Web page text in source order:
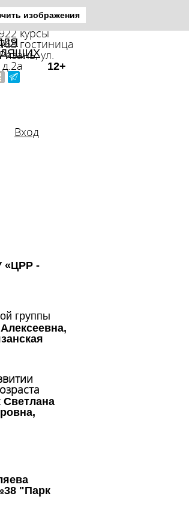
изображения
12+
приемная
курсы
гостиница
ул.
Вход
«ЦРР -
группы
Светлана
"Парк